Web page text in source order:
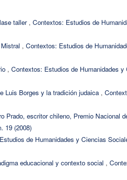
taller , Contextos: Estudios de
, Contextos: Estudios de
, Contextos: Estudios de Humanidades
Luis Borges y la tradición judaica ,
Prado, escritor chileno, Premio Nacional
19 (2008)
de Humanidades y Ciencias
educacional y contexto social ,